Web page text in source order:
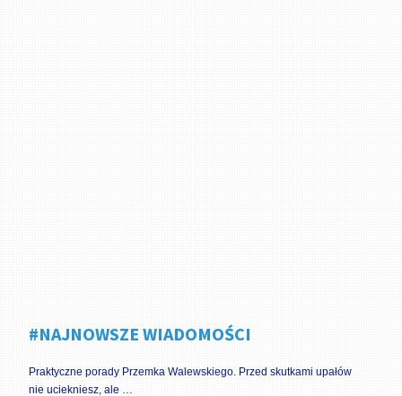
#NAJNOWSZE WIADOMOŚCI
Praktyczne porady Przemka Walewskiego. Przed skutkami upałów
nie uciekniesz, ale …